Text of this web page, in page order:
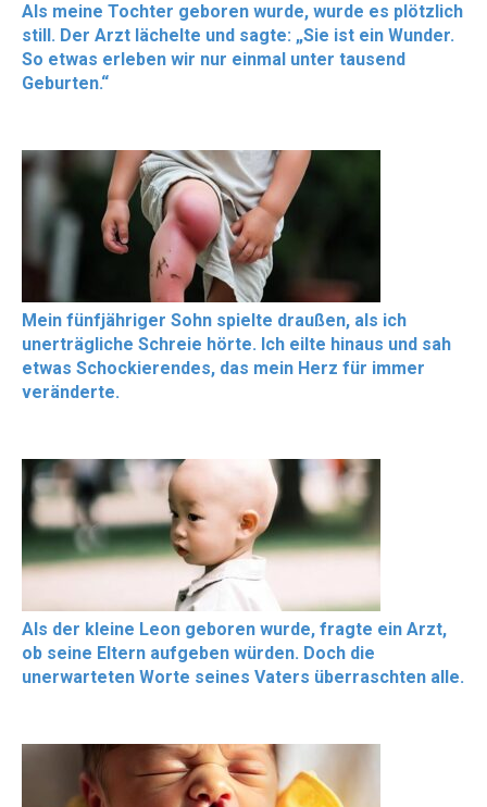
Als meine Tochter geboren wurde, wurde es plötzlich
still. Der Arzt lächelte und sagte: „Sie ist ein Wunder.
So etwas erleben wir nur einmal unter tausend
Geburten.“
Mein fünfjähriger Sohn spielte draußen, als ich
unerträgliche Schreie hörte. Ich eilte hinaus und sah
etwas Schockierendes, das mein Herz für immer
veränderte.
Als der kleine Leon geboren wurde, fragte ein Arzt,
ob seine Eltern aufgeben würden. Doch die
unerwarteten Worte seines Vaters überraschten alle.